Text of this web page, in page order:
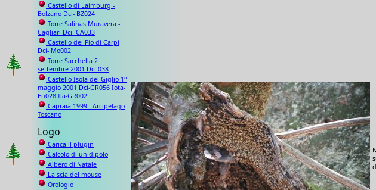
Castello di Laimburg -
Bolzano Dci- BZ024
Torre Salinas Muravera -
Cagliari Dci- CA033
Castello dei Pio di Carpi
Dci- Mo002
Torre Sacchella 2
settembre 2001 Dci-038
Castello Isola del Giglio 1°
maggio 2001 Dci-GR056 Iota-
Eu028 Iia-GR002
Capraia 1999 - Arcipelago
Toscano
Logo
Carica il plugin
Calcolo di un dipolo
Albero di Natale
La scia del mouse
Orologio